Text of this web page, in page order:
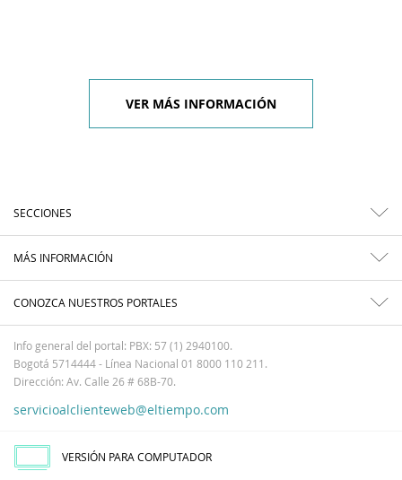
VER MÁS INFORMACIÓN
SECCIONES
MÁS INFORMACIÓN
CONOZCA NUESTROS PORTALES
Info general del portal: PBX: 57 (1) 2940100.
Bogotá 5714444 - Línea Nacional 01 8000 110 211.
Dirección: Av. Calle 26 # 68B-70.
servicioalclienteweb@eltiempo.com
VERSIÓN PARA COMPUTADOR